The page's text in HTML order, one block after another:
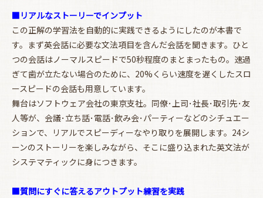
お買い物を続ける カートへ進む
■リアルなストーリーでインプット
この正解の学習法を自動的に実践できるようにしたのが本書で
す。まず英会話に必要な文法項目を含んだ会話を聞きます。ひと
つの会話はノーマルスピードで50秒程度のまとまったもの。速過
ぎて歯が立たない場合のために、20%くらい速度を遅くしたスロ
ースピードの会話も用意しています。
舞台はソフトウェア会社の東京支社。同僚･上司･社長･取引先･友
人等が、会議･立ち話･電話･飲み会･パーティーなどのシチュエー
ションで、リアルでスピーディーなやり取りを展開します。24シ
ーンのストーリーを楽しみながら、そこに盛り込まれた英文法が
システマティックに身につきます。
■質問にすぐに答えるアウトプット練習を実践